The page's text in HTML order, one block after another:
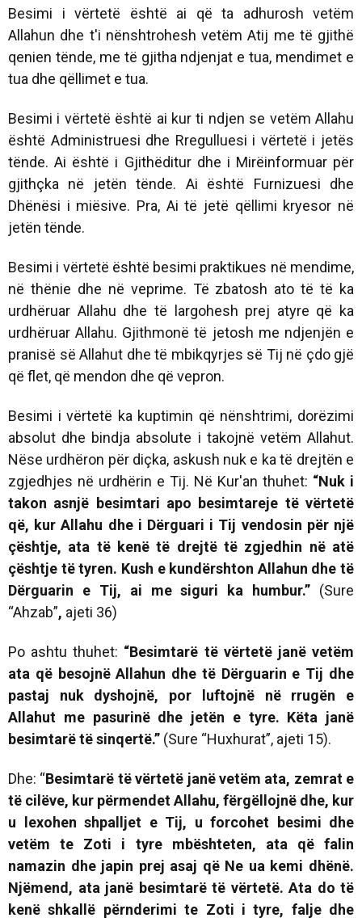
Besimi i vërtetë është ai që ta adhurosh vetëm
Allahun dhe t'i nënshtrohesh vetëm Atij me të gjithë
qenien tënde, me të gjitha ndjenjat e tua, mendimet e
tua dhe qëllimet e tua.
Besimi i vërtetë është ai kur ti ndjen se vetëm Allahu
është Administruesi dhe Rregulluesi i vërtetë i jetës
tënde. Ai është i Gjithëditur dhe i Mirëinformuar për
gjithçka në jetën tënde. Ai është Furnizuesi dhe
Dhënësi i miësive. Pra, Ai të jetë qëllimi kryesor në
jetën tënde.
Besimi i vërtetë është besimi praktikues në mendime,
në thënie dhe në veprime. Të zbatosh ato të të ka
urdhëruar Allahu dhe të largohesh prej atyre që ka
urdhëruar Allahu. Gjithmonë të jetosh me ndjenjën e
pranisë së Allahut dhe të mbikqyrjes së Tij në çdo gjë
që flet, që mendon dhe që vepron.
Besimi i vërtetë ka kuptimin që nënshtrimi, dorëzimi
absolut dhe bindja absolute i takojnë vetëm Allahut.
Nëse urdhëron për diçka, askush nuk e ka të drejtën e
zgjedhjes në urdhërin e Tij. Në Kur'an thuhet: “Nuk i
takon asnjë besimtari apo besimtareje të vërtetë
që, kur Allahu dhe i Dërguari i Tij vendosin për një
çështje, ata të kenë të drejtë të zgjedhin në atë
çështje të tyren. Kush e kundërshton Allahun dhe të
Dërguarin e Tij, ai me siguri ka humbur.” (Sure
“Ahzab”, ajeti 36)
Po ashtu thuhet: “Besimtarë të vërtetë janë vetëm
ata që besojnë Allahun dhe të Dërguarin e Tij dhe
pastaj nuk dyshojnë, por luftojnë në rrugën e
Allahut me pasurinë dhe jetën e tyre. Këta janë
besimtarë të sinqertë.” (Sure “Huxhurat”, ajeti 15).
Dhe: “Besimtarë të vërtetë janë vetëm ata, zemrat e
të cilëve, kur përmendet Allahu, fërgëllojnë dhe, kur
u lexohen shpalljet e Tij, u forcohet besimi dhe
vetëm te Zoti i tyre mbështeten, ata që falin
namazin dhe japin prej asaj që Ne ua kemi dhënë.
Njëmend, ata janë besimtarë të vërtetë. Ata do të
kenë shkallë përnderimi te Zoti i tyre, falje dhe